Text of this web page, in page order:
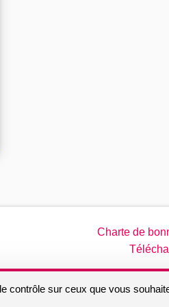
Charte de
Site réalisé par
contrôle sur ceux que vous